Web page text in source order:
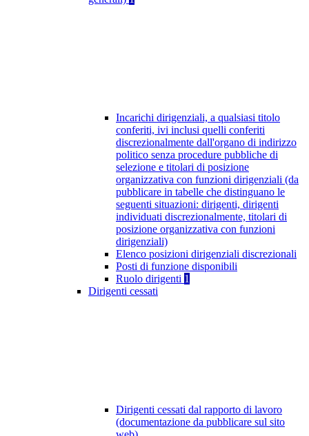
Incarichi dirigenziali, a qualsiasi titolo
conferiti, ivi inclusi quelli conferiti
discrezionalmente dall'organo di indirizzo
politico senza procedure pubbliche di
selezione e titolari di posizione
organizzativa con funzioni dirigenziali (da
pubblicare in tabelle che distinguano le
seguenti situazioni: dirigenti, dirigenti
individuati discrezionalmente, titolari di
posizione organizzativa con funzioni
dirigenziali)
Elenco posizioni dirigenziali discrezionali
Posti di funzione disponibili
Ruolo dirigenti 1
Dirigenti cessati
Dirigenti cessati dal rapporto di lavoro
(documentazione da pubblicare sul sito